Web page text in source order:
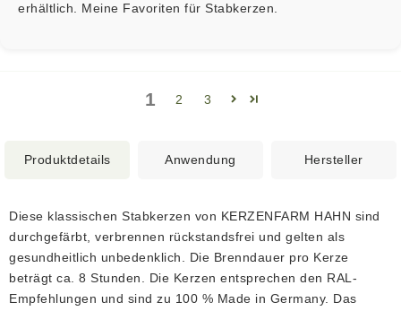
erhältlich. Meine Favoriten für Stabkerzen.
1 2 3
Produktdetails Anwendung Hersteller
Diese klassischen Stabkerzen von KERZENFARM HAHN sind
durchgefärbt, verbrennen rückstandsfrei und gelten als
gesundheitlich unbedenklich. Die Brenndauer pro Kerze
beträgt ca. 8 Stunden. Die Kerzen entsprechen den RAL-
Empfehlungen und sind zu 100 % Made in Germany. Das